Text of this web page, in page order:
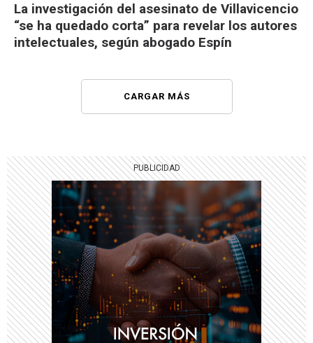
La investigación del asesinato de Villavicencio
“se ha quedado corta” para revelar los autores
intelectuales, según abogado Espín
CARGAR MÁS